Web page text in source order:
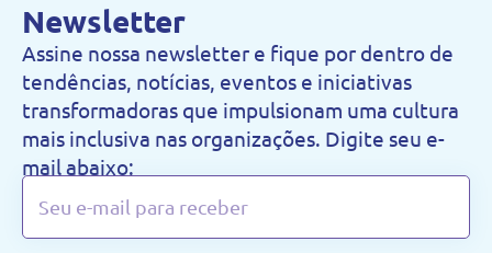
Newsletter
Assine nossa newsletter e fique por dentro de
tendências, notícias, eventos e iniciativas
transformadoras que impulsionam uma cultura
mais inclusiva nas organizações. Digite seu e-
mail abaixo: